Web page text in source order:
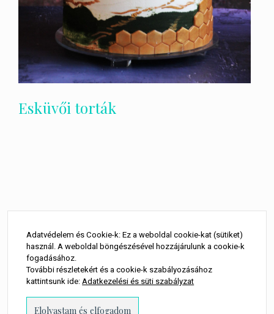
Esküvői torták
Adatvédelem és Cookie-k: Ez a weboldal cookie-kat (sütiket)
használ. A weboldal böngészésével hozzájárulunk a cookie-k
fogadásához.
További részletekért és a cookie-k szabályozásához
kattintsunk ide:Adatkezelési és süti szabályzat